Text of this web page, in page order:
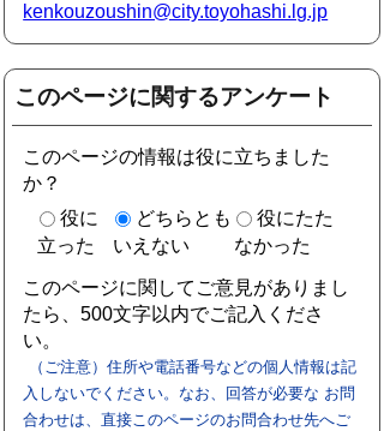
kenkouzoushin@city.toyohashi.lg.jp
このページに関するアンケート
このページの情報は役に立ちました
か？
役に
立った
どちらとも
いえない
役にたた
なかった
このページに関してご意見がありまし
たら、500文字以内でご記入くださ
い。
（ご注意）住所や電話番号などの個人情報は記
入しないでください。なお、回答が必要な お問
合わせは、直接このページのお問合わせ先へご